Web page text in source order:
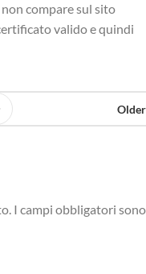
compare sul sito
valido e quindi
Older
I campi obbligatori sono